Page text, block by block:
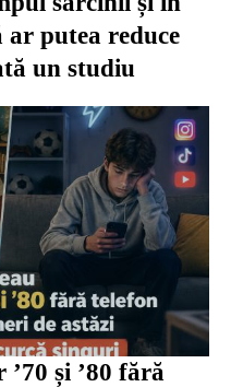
putea reduce
un studiu
și ’80 fără